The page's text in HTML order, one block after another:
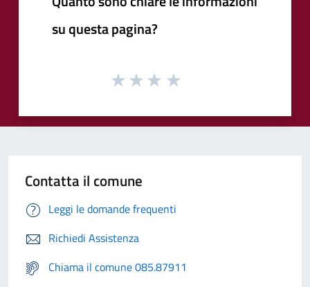
su questa pagina?
Contatta il comune
Leggi le domande frequenti
Richiedi Assistenza
Chiama il comune 085.87911